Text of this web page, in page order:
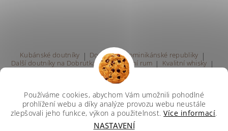
Kubánské doutníky | Doutníky z Dominikánské republiky |
Další doutníky na Dobrutka.eu | Kvalitní rum | Kvalitní whisky |
Prodej rumu Praha
Používáme cookies, abychom Vám umožnili pohodlné
prohlížení webu a díky analýze provozu webu neustále
zlepšovali jeho funkce, výkon a použitelnost.Více informací.
NASTAVENÍ